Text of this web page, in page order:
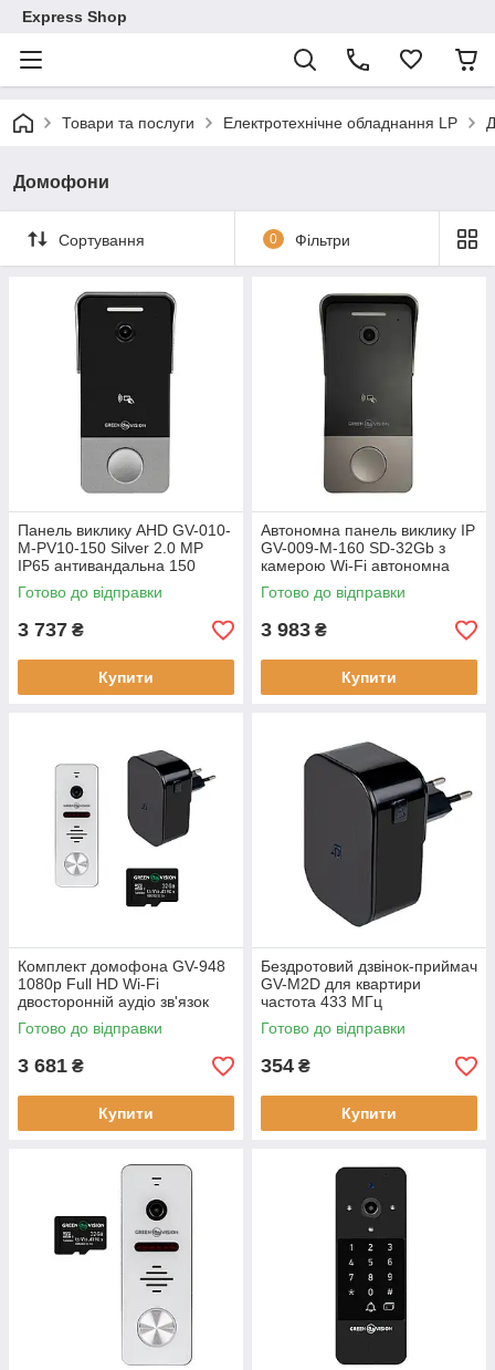
Express Shop
Товари та послуги Електротехнічне обладнання LP
Домофони
Сортування 0 Фільтри
Панель виклику AHD GV-010-
M-PV10-150 Silver 2.0 MP
IP65 антивандальна 150
градусів обзору
Готово до відправки
3 737 ₴
Купити
Автономна панель виклику IP
GV-009-M-160 SD-32Gb з
камерою Wi-Fi автономна
робота без домофону
Готово до відправки
3 983 ₴
Купити
Комплект домофона GV-948
1080p Full HD Wi-Fi
двосторонній аудіо зв'язок
автономна відео панель
Готово до відправки
3 681 ₴
Купити
Бездротовий дзвінок-приймач
GV-M2D для квартири
частота 433 МГц
налаштування гучності різні
мелодії
Готово до відправки
354 ₴
Купити